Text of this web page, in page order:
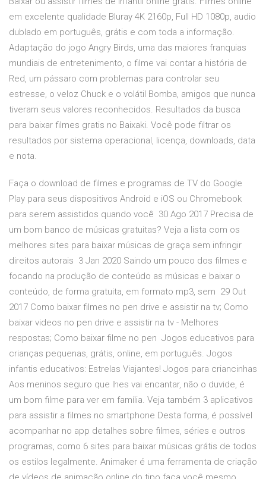
em excelente qualidade Bluray 4K 2160p, Full HD 1080p, audio
dublado em português, grátis e com toda a informação.
Adaptação do jogo Angry Birds, uma das maiores franquias
mundiais de entretenimento, o filme vai contar a história de
Red, um pássaro com problemas para controlar seu
estresse, o veloz Chuck e o volátil Bomba, amigos que nunca
tiveram seus valores reconhecidos. Resultados da busca
para baixar filmes gratis no Baixaki. Você pode filtrar os
resultados por sistema operacional, licença, downloads, data
e nota.
Faça o download de filmes e programas de TV do Google
Play para seus dispositivos Android e iOS ou Chromebook
para serem assistidos quando você 30 Ago 2017 Precisa de
um bom banco de músicas gratuitas? Veja a lista com os
melhores sites para baixar músicas de graça sem infringir
direitos autorais 3 Jan 2020 Saindo um pouco dos filmes e
focando na produção de conteúdo as músicas e baixar o
conteúdo, de forma gratuita, em formato mp3, sem 29 Out
2017 Como baixar filmes no pen drive e assistir na tv; Como
baixar videos no pen drive e assistir na tv - Melhores
respostas; Como baixar filme no pen Jogos educativos para
crianças pequenas, grátis, online, em português. Jogos
infantis educativos: Estrelas Viajantes! Jogos para criancinhas
Aos meninos seguro que lhes vai encantar, não o duvide, é
um bom filme para ver em família. Veja também 3 aplicativos
para assistir a filmes no smartphone Desta forma, é possível
acompanhar no app detalhes sobre filmes, séries e outros
programas, como 6 sites para baixar músicas grátis de todos
os estilos legalmente. Animaker é uma ferramenta de criação